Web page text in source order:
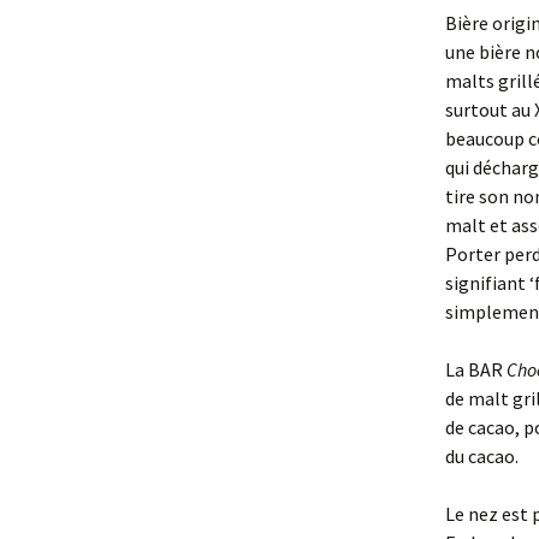
La Barquette
La Citad’Ale
La Bar iWhite
La MalaBar
La Teddy Bar
La Barthday
La WunderBar
La BarBitur’Hic
La Barégime
Bière
une bière
malts
surtout au
beaucoup
qui
tire son
malt et
Porter
signifiant
La BAR
de malt
de cacao,
du cacao.
Le nez est